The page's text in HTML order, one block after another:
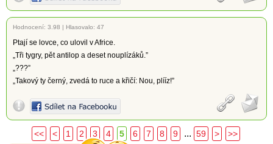
Hodnocení: 3.98 | Hlasovalo: 47
Ptají se lovce, co ulovil v Africe.
„Tři tygry, pět antilop a deset nouplízáků.”
„???”
„Takový ty černý, zvedá to ruce a křičí: Nou, plííz!”
<< < 1 2 3 4 5 6 7 8 9 ... 59 > >>